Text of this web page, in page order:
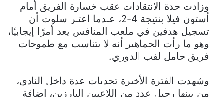
وزادت حدة الانتقادات عقب خسارة الفريق أمام
أستون فيلا بنتيجة 4-2، عندما اعتبر سلوت أن
تسجيل هدفين في ملعب المنافس يعد أمرًا إيجابيًا،
وهو ما رأت الجماهير أنه لا يتناسب مع طموحات
فريق حامل لقب الدوري.
وشهدت الفترة الأخيرة تحديات عدة داخل النادي،
من بينها رحيل عدد من اللاعبين البارزين، إضافة